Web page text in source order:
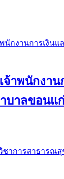
จ้าพนักงาน
บาลขอนแ